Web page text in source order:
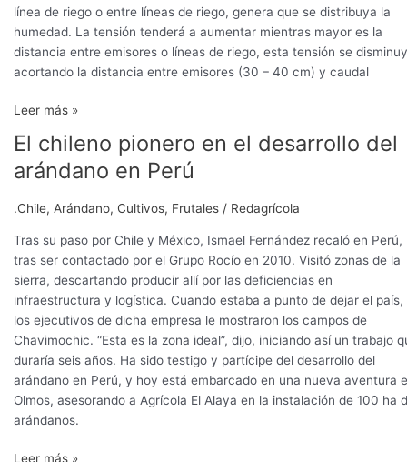
línea de riego o entre líneas de riego, genera que se distribuya la
humedad. La tensión tenderá a aumentar mientras mayor es la
distancia entre emisores o líneas de riego, esta tensión se
acortando la distancia entre emisores (30 – 40 cm) y caudal
Leer más »
El chileno pionero en el desarrollo del
arándano en Perú
.Chile, Arándano, Cultivos, Frutales / Redagrícola
Tras su paso por Chile y México, Ismael Fernández recaló en Perú,
tras ser contactado por el Grupo Rocío en 2010. Visitó zonas de la
sierra, descartando producir allí por las deficiencias en
infraestructura y logística. Cuando estaba a punto de dejar el país,
los ejecutivos de dicha empresa le mostraron los campos de
Chavimochic. “Esta es la zona ideal”, dijo, iniciando así un trabajo
duraría seis años. Ha sido testigo y partícipe del desarrollo del
arándano en Perú, y hoy está embarcado en una nueva aventura
Olmos, asesorando a Agrícola El Alaya en la instalación de 100 ha
arándanos.
El
chileno
pionero
desarrollo
del
arándano
en
Perú
Leer más »